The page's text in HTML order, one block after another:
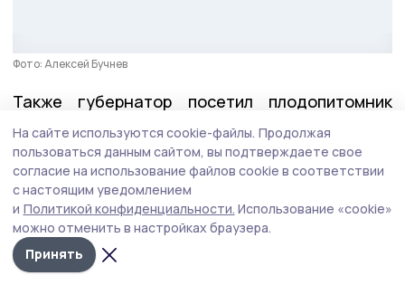
Фото: Алексей Бучнев
Также губернатор посетил плодопитомник
«Жердевский», где выращивают вишню,
яблоки, зерновые и подсолнечник. Продукция
реализуется со знаком «Тамбовская марка».
Вместе с председателем комитета облдумы по
аграрным вопросам Сергеем Хаустовым
Евгений Первышов
На сайте используются cookie-файлы. Продолжая
пользоваться данным сайтом, вы подтверждаете свое
согласие на использование файлов cookie в соответствии
с настоящим уведомлением
и Политикой конфиденциальности. Использование «cookie»
можно отменить в настройках браузера.
Принять